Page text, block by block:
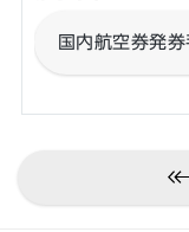
国内航空券発